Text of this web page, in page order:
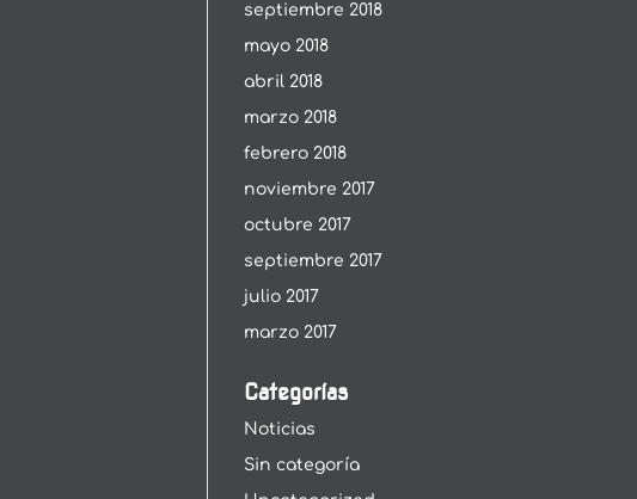
septiembre 2018
mayo 2018
abril 2018
marzo 2018
febrero 2018
noviembre 2017
octubre 2017
septiembre 2017
julio 2017
marzo 2017
Categorías
Noticias
Sin categoría